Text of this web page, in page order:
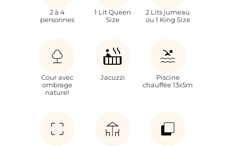
2 à 4
personnes
1 Lit Queen
Size
2 Lits jumeau
ou 1 King Size
Cour avec
ombrage
naturel
Jacuzzi
Piscine
chauffée 13x5m